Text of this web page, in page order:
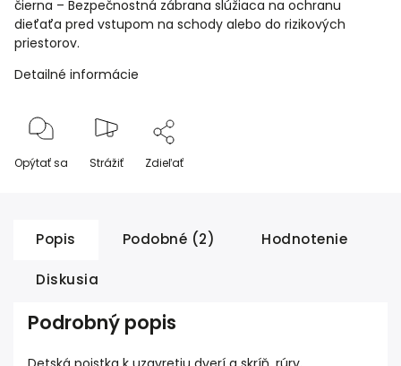
čierna – Bezpečnostná zábrana slúžiaca na ochranu
dieťaťa pred vstupom na schody alebo do rizikových
priestorov.
Detailné informácie
Opýtať sa Strážiť Zdieľať
Popis Podobné (2) Hodnotenie
Diskusia
Podrobný popis